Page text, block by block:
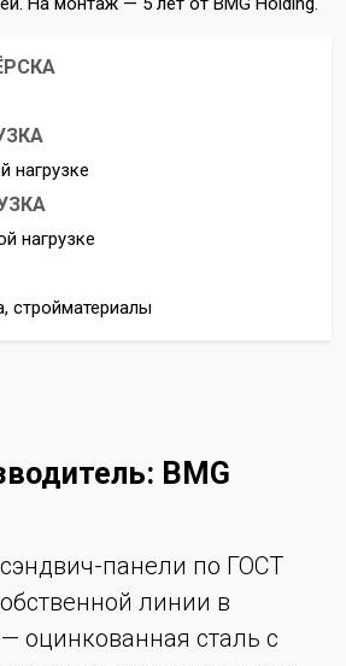
нагрузке
нагрузке
стройматериалы
BMG
панели по ГОСТ
линии в
оцинкованная сталь с